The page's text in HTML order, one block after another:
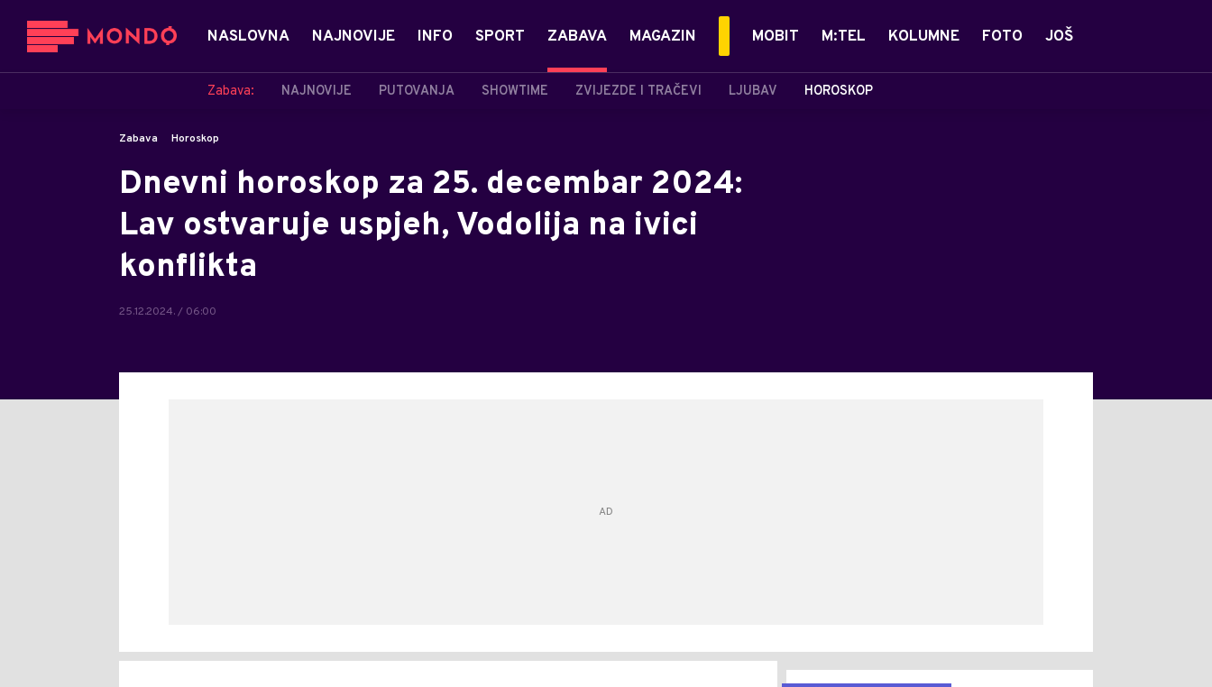
NASLOVNA NAJNOVIJE INFO SPORT ZABAVA
Zabava: NAJNOVIJE PUTOVANJA SHOWTIME ZVIJEZDE I TRAČEVI LJUBAV HOROSKOP
MAGAZIN MOBIT M:TEL KOLUMNE FOTO JOŠ
Zabava Horoskop
Dnevni horoskop za 25. decembar 2024:
Lav ostvaruje uspjeh, Vodolija na ivici
konflikta
25.12.2024. / 06:00